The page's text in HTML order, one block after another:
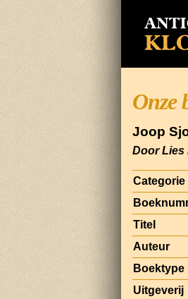
Onze
Joop
Door Lies
Categorie
Titel
Auteur
Boektype
Uitgeverij